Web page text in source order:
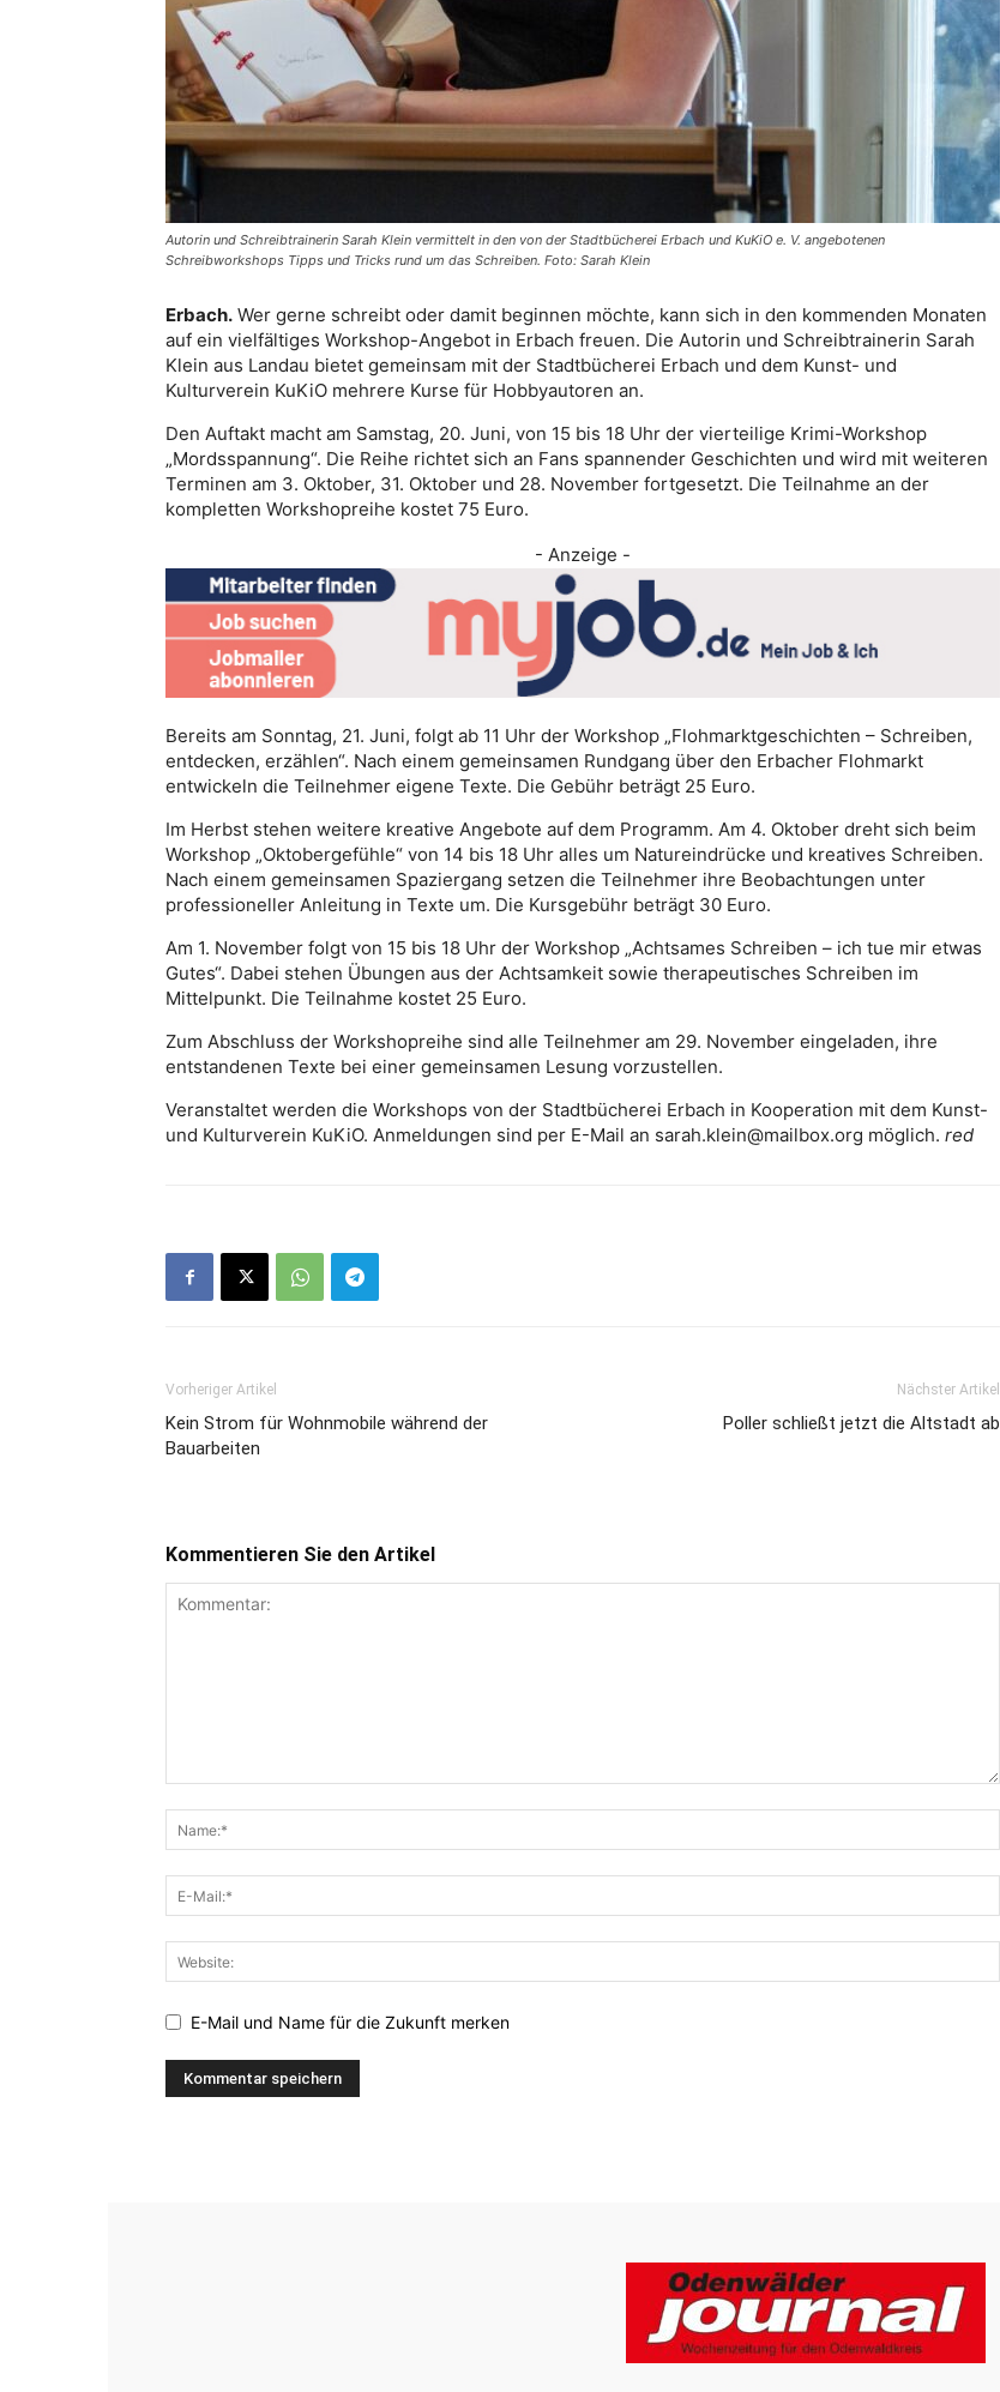
Autorin und Schreibtrainerin Sarah Klein vermittelt in den von der Stadtbücherei Erbach und KuKiO e. V. angebotenen
Schreibworkshops Tipps und Tricks rund um das Schreiben. Foto: Sarah Klein
Erbach. Wer gerne schreibt oder damit beginnen möchte, kann sich in den kommenden Monaten
auf ein vielfältiges Workshop-Angebot in Erbach freuen. Die Autorin und Schreibtrainerin Sarah
Klein aus Landau bietet gemeinsam mit der Stadtbücherei Erbach und dem Kunst- und
Kulturverein KuKiO mehrere Kurse für Hobbyautoren an.
Den Auftakt macht am Samstag, 20. Juni, von 15 bis 18 Uhr der vierteilige Krimi-Workshop
„Mordsspannung“. Die Reihe richtet sich an Fans spannender Geschichten und wird mit weiteren
Terminen am 3. Oktober, 31. Oktober und 28. November fortgesetzt. Die Teilnahme an der
kompletten Workshopreihe kostet 75 Euro.
- Anzeige -
Bereits am Sonntag, 21. Juni, folgt ab 11 Uhr der Workshop „Flohmarktgeschichten – Schreiben,
entdecken, erzählen“. Nach einem gemeinsamen Rundgang über den Erbacher Flohmarkt
entwickeln die Teilnehmer eigene Texte. Die Gebühr beträgt 25 Euro.
Im Herbst stehen weitere kreative Angebote auf dem Programm. Am 4. Oktober dreht sich beim
Workshop „Oktobergefühle“ von 14 bis 18 Uhr alles um Natureindrücke und kreatives Schreiben.
Nach einem gemeinsamen Spaziergang setzen die Teilnehmer ihre Beobachtungen unter
professioneller Anleitung in Texte um. Die Kursgebühr beträgt 30 Euro.
Am 1. November folgt von 15 bis 18 Uhr der Workshop „Achtsames Schreiben – ich tue mir etwas
Gutes“. Dabei stehen Übungen aus der Achtsamkeit sowie therapeutisches Schreiben im
Mittelpunkt. Die Teilnahme kostet 25 Euro.
Zum Abschluss der Workshopreihe sind alle Teilnehmer am 29. November eingeladen, ihre
entstandenen Texte bei einer gemeinsamen Lesung vorzustellen.
Veranstaltet werden die Workshops von der Stadtbücherei Erbach in Kooperation mit dem Kunst-
und Kulturverein KuKiO. Anmeldungen sind per E-Mail an sarah.klein@mailbox.org möglich. red
Vorheriger Artikel
Kein Strom für Wohnmobile während der
Bauarbeiten
Nächster Artikel
Poller schließt jetzt die Altstadt ab
Kommentieren Sie den Artikel
E-Mail und Name für die Zukunft merken